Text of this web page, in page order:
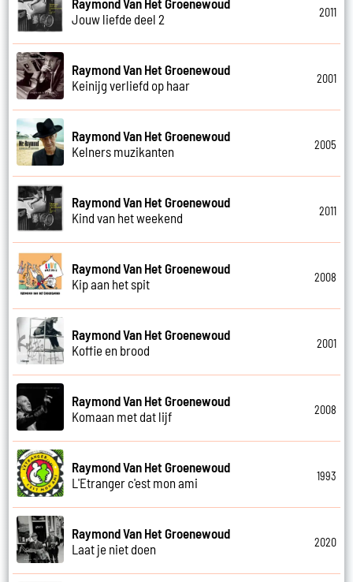
Jouw liefde deel 2
2011
Raymond Van Het Groenewoud
Keinijg verliefd op haar
2001
Raymond Van Het Groenewoud
Kelners muzikanten
2005
Raymond Van Het Groenewoud
Kind van het weekend
2011
Raymond Van Het Groenewoud
Kip aan het spit
2008
Raymond Van Het Groenewoud
Koffie en brood
2001
Raymond Van Het Groenewoud
Komaan met dat lijf
2008
Raymond Van Het Groenewoud
L'Etranger c'est mon ami
1993
Raymond Van Het Groenewoud
Laat je niet doen
2020